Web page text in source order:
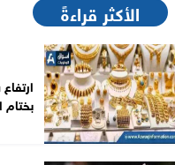
الأكثر قراءةً
بختام